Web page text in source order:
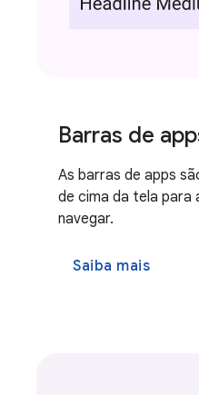
Barras de
As barras de apps
de cima da tela para
navegar.
Saiba mais